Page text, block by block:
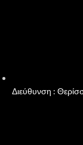
Διεύθυνση :